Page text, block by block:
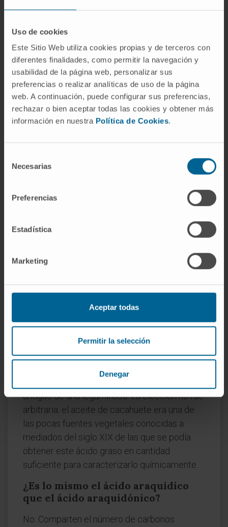
Uso de cookies
Este Sitio Web utiliza cookies propias y de terceros con
diferentes finalidades, como permitir la navegación y
usabilidad de la página web, personalizar sus
preferencias o realizar analíticas de uso de la página
web. A continuación, puede configurar sus preferencias,
rechazar o bien aceptar todas las cookies y obtener más
información en nuestra Política de Cookies.
Necesarias
Preferencias
Estadística
Marketing
Aceptar todas
Permitir la selección
Denegar
prostaglandinas
inflamación
funciones reguladoras de primer orden.
La conexión química entre ambos no es solo
nominal. La hidrogenación catalítica del ácido
araquidónico —reducción de los cuatro dobles
enlaces— produce ácido araquídico. Fue
precisamente esa reacción, realizada por
origen al nombre del segundo: cuando se
bautizaron por su molécula saturada de
herencia onomástica que ha generado más de
¿De dónde viene la palabra
"araquídico"?
Del nombre científico latino del cacahuete,
Arachis hypogaea, planta de la que el químico
francés Pelouze aisló por primera vez el
compuesto en 1843.
antiguo de una leguminosa. La elección no fue
arbitraria: el aceite de cacahuete era una de
las pocas fuentes vegetales conocidas a
mediados del siglo XIX de las que se podía
obtener este ácido graso en cantidad
suficiente para caracterizarlo químicamente.
¿Es lo mismo el ácido araquídico
que el ácido araquidónico?
No. Comparten el número de carbonos